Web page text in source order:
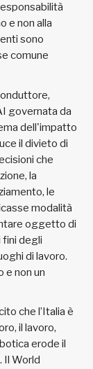
e non alla
sono
comune
governata da
dell'impatto
il divieto di
che
la
le
modalità
oggetto di
fini degli
di lavoro.
e non un
che l’Italia è
il lavoro,
erode il
Il World